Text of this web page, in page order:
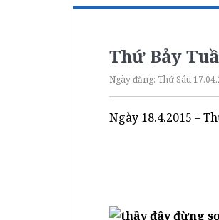
Thứ Bảy
Ngày đăng: Thứ Sáu
Ngày 18.4.2015 –